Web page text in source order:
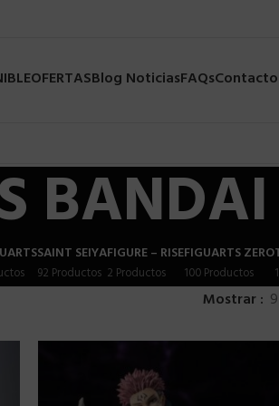
OFERTASBlog NoticiasFAQsContacto
BANDAI
SAINT SEIYA
92 Productos
FIGURE – RISE
2 Productos
FIGUARTS ZERO
100 Productos
Mostrar 9